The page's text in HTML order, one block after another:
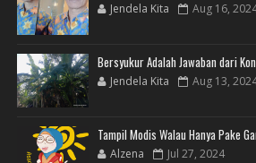
Jendela Kita Aug 16,
Bersyukur Adalah Jawaban dari
Jendela Kita Aug 13,
Tampil Modis Walau Hanya Pake
Alzena Jul 27, 2024